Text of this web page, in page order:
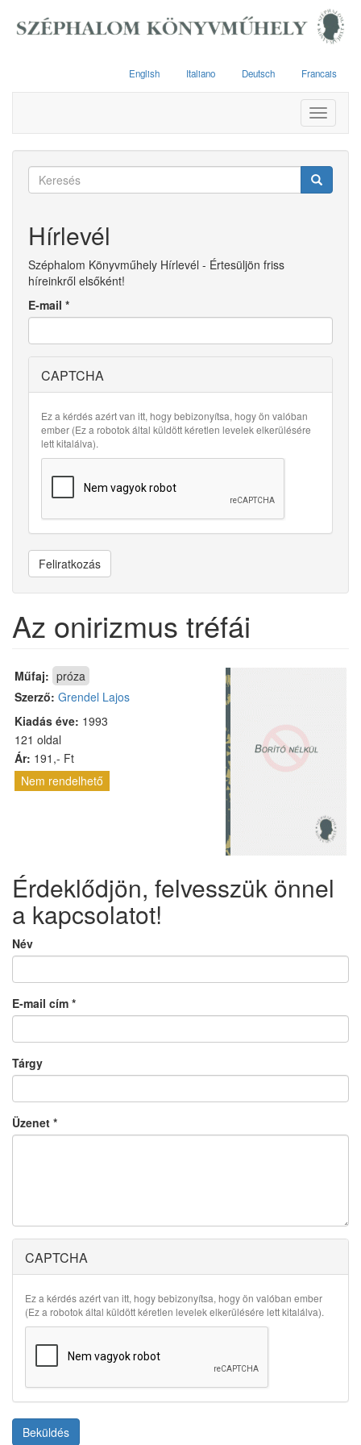
English Italiano Deutsch Francais
Toggle
Keresés
Hírlevél
Széphalom Könyvműhely Hírlevél - Értesüljön friss
híreinkről elsőként!
E-mail *
CAPTCHA
Ez a kérdés azért van itt, hogy bebizonyítsa, hogy ön valóban
ember (Ez a robotok által küldött kéretlen levelek elkerülésére
lett kitalálva).
Feliratkozás
Az onirizmus tréfái
Műfaj: próza
Szerző: Grendel Lajos
Kiadás éve: 1993
121 oldal
Ár: 191,- Ft
Nem rendelhető
Érdeklődjön, felvesszük önnel
a kapcsolatot!
Név
E-mail cím *
Tárgy
Üzenet *
CAPTCHA
Ez a kérdés azért van itt, hogy bebizonyítsa, hogy ön valóban ember
(Ez a robotok által küldött kéretlen levelek elkerülésére lett kitalálva).
Beküldés